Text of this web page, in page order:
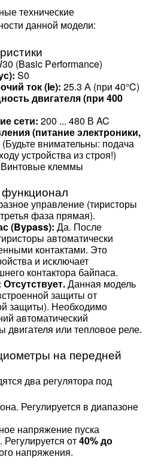
технические
данной модели:
(Basic Performance)
S0
ток (Ie): 25.3 А (при 40°C)
двигателя (при 400
сети: 200 ... 480 В AC
(питание электроники,
(Будьте внимательны: подача
устройства из строя!)
Винтовые клеммы
управление (тиристоры
фаза прямая).
(Bypass): Да. После
автоматически
контактами. Это
и исключает
контактора байпаса.
Отсутствует.Данная модель
защиты от
защиты). Необходимо
автоматический
двигателя или тепловое реле.
на передней
два регулятора под
Регулируется в диапазоне
напряжение пуска
от40% до
напряжения.